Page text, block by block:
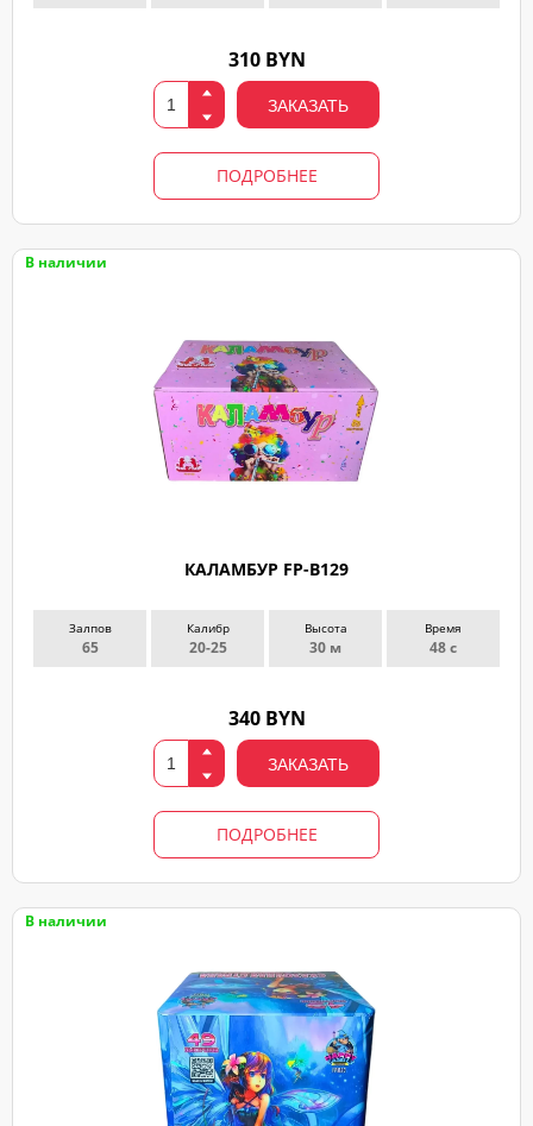
310 BYN
ЗАКАЗАТЬ
ПОДРОБНЕЕ
В наличии
КАЛАМБУР FP-B129
Залпов
65
Калибр
20-25
Высота
30 м
Время
48 с
340 BYN
ЗАКАЗАТЬ
ПОДРОБНЕЕ
В наличии